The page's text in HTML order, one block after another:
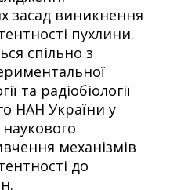
засад виникнення
пухлини.
спільно з
та радіобіології
НАН України у
механізмів
до